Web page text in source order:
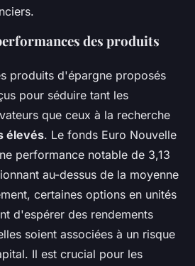
des produits
produits d'épargne proposés
pour séduire tant les
que ceux à la recherche
élevés. Le fonds Euro Nouvelle
performance notable de 3,13
au-dessus de la moyenne
certaines options en unités
d'espérer des rendements
soient associées à un risque
Il est crucial pour les